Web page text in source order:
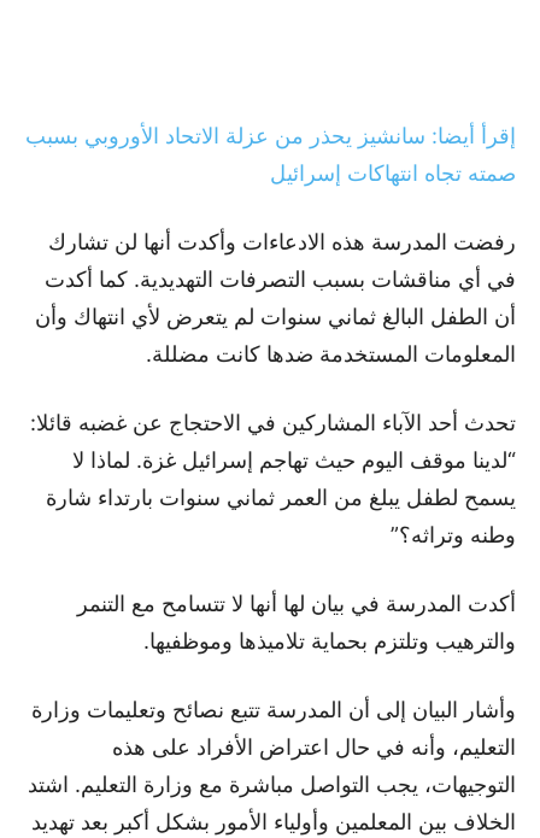
إقرأ أيضا: سانشيز يحذر من عزلة الاتحاد الأوروبي بسبب
صمته تجاه انتهاكات إسرائيل
رفضت المدرسة هذه الادعاءات وأكدت أنها لن تشارك
في أي مناقشات بسبب التصرفات التهديدية. كما أكدت
أن الطفل البالغ ثماني سنوات لم يتعرض لأي انتهاك وأن
المعلومات المستخدمة ضدها كانت مضللة.
تحدث أحد الآباء المشاركين في الاحتجاج عن غضبه قائلا:
“لدينا موقف اليوم حيث تهاجم إسرائيل غزة. لماذا لا
يسمح لطفل يبلغ من العمر ثماني سنوات بارتداء شارة
وطنه وتراثه؟”
أكدت المدرسة في بيان لها أنها لا تتسامح مع التنمر
والترهيب وتلتزم بحماية تلاميذها وموظفيها.
وأشار البيان إلى أن المدرسة تتبع نصائح وتعليمات وزارة
التعليم، وأنه في حال اعتراض الأفراد على هذه
التوجيهات، يجب التواصل مباشرة مع وزارة التعليم. اشتد
الخلاف بين المعلمين وأولياء الأمور بشكل أكبر بعد تهديد